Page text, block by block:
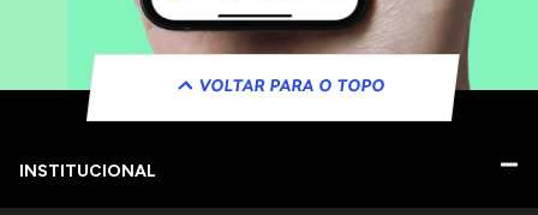
VOLTAR PARA O TOPO
INSTITUCIONAL